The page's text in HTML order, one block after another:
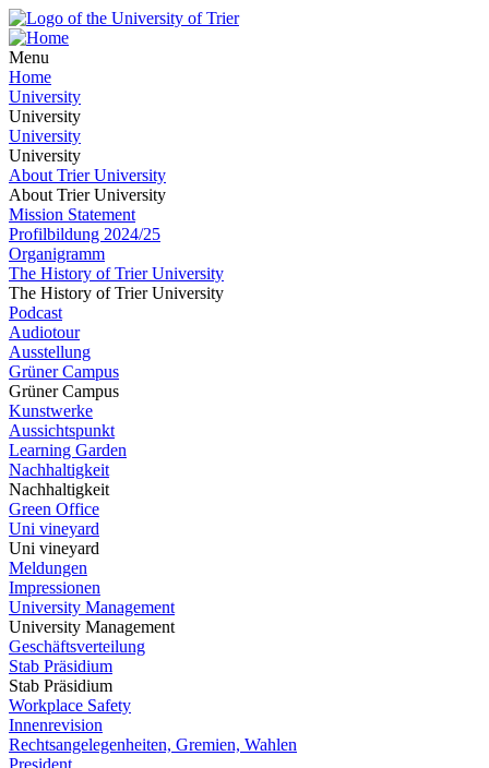
Menu
Home
University
University
University
University
About Trier University
About Trier University
Mission Statement
Profilbildung 2024/25
Organigramm
The History of Trier University
The History of Trier University
Podcast
Audiotour
Ausstellung
Grüner Campus
Grüner Campus
Kunstwerke
Aussichtspunkt
Learning Garden
Nachhaltigkeit
Nachhaltigkeit
Green Office
Uni vineyard
Uni vineyard
Meldungen
Impressionen
University Management
University Management
Geschäftsverteilung
Stab Präsidium
Stab Präsidium
Workplace Safety
Innenrevision
Rechtsangelegenheiten, Gremien, Wahlen
President